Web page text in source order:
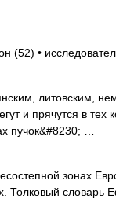
(52) •
литовским,
и прячутся в тех
пучок&#8230; …
зонах
Толковый словарь